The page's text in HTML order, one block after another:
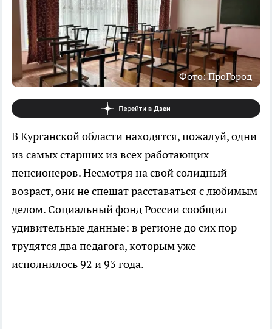
Фото: ПроГород
В Курганской области находятся, пожалуй, одни
из самых старших из всех работающих
пенсионеров. Несмотря на свой солидный
возраст, они не спешат расставаться с любимым
делом. Социальный фонд России сообщил
удивительные данные: в регионе до сих пор
трудятся два педагога, которым уже
исполнилось 92 и 93 года.